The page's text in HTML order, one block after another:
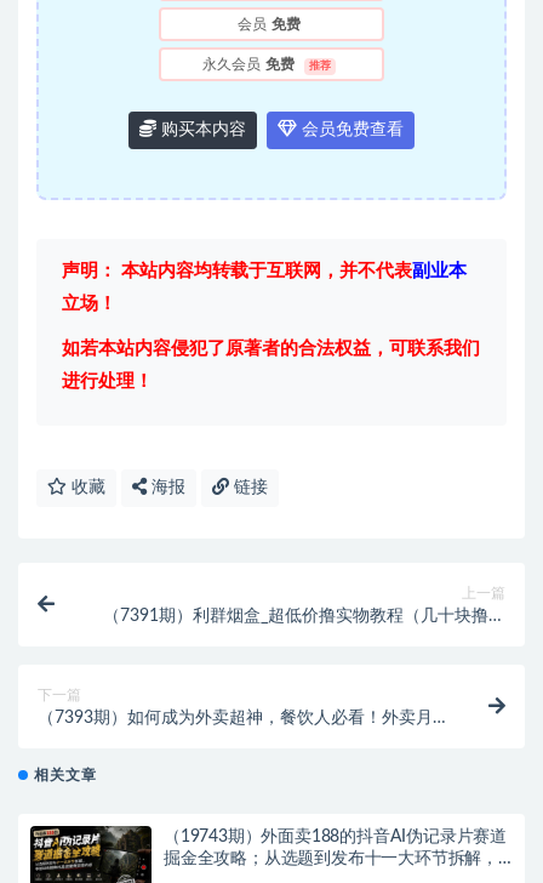
会员 免费
永久会员 免费 推荐
购买本内容 会员免费查看
声明： 本站内容均转载于互联网，并不代表副业本
立场！
如若本站内容侵犯了原著者的合法权益，可联系我们
进行处理！
收藏 海报 链接
上一篇
（7391期）利群烟盒_超低价撸实物教程（几十块撸官
下一篇
（7393期）如何成为外卖超神，餐饮人必看！外卖月销
相关文章
（19743期）外面卖188的抖音AI伪记录片赛道
掘金全攻略；从选题到发布十一大环节拆解，